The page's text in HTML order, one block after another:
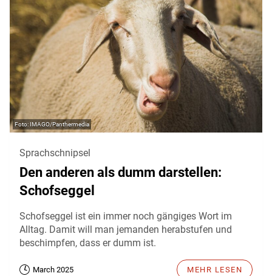
IMAGO/Panthermedia
Sprachschnipsel
Den anderen als dumm darstellen:
Schofseggel
Schofseggel ist ein immer noch gängiges Wort im
Alltag. Damit will man jemanden herabstufen und
beschimpfen, dass er dumm ist.
March 2025 MEHR LESEN